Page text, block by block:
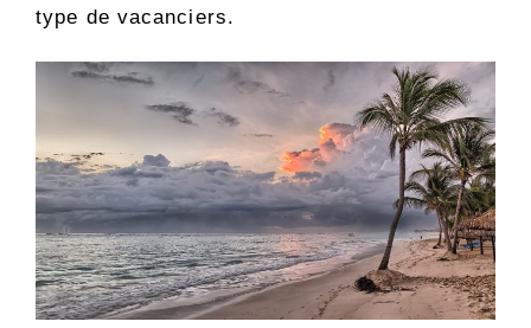
type de vacanciers.